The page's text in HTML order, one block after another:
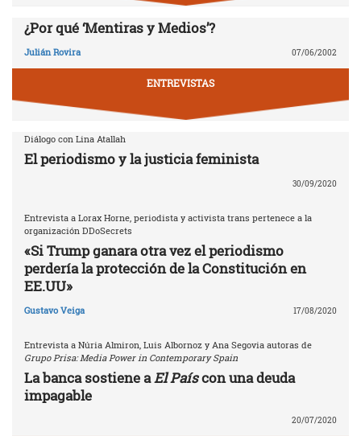
¿Por qué ‘Mentiras y Medios’?
Julián Rovira 07/06/2002
ENTREVISTAS
Diálogo con Lina Atallah
El periodismo y la justicia feminista
30/09/2020
Entrevista a Lorax Horne, periodista y activista trans pertenece a la
organización DDoSecrets
«Si Trump ganara otra vez el periodismo
perdería la protección de la Constitución en
EE.UU»
Gustavo Veiga 17/08/2020
Entrevista a Núria Almiron, Luis Albornoz y Ana Segovia autoras de
Grupo Prisa: Media Power in Contemporary Spain
La banca sostiene aEl Paíscon una deuda
impagable
20/07/2020